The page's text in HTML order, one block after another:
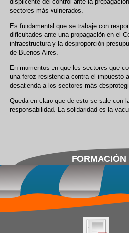
displicente del control ante la
sectores más vulnerados.
Es fundamental que se trabaje con
dificultades ante una propagación en el
infraestructura y la desproporción
de Buenos Aires.
En momentos en que los sectores que
una feroz resistencia contra el impuesto
desatienda a los sectores más
Queda en claro que de esto se sale con
responsabilidad. La solidaridad es la
FORMACIÓN